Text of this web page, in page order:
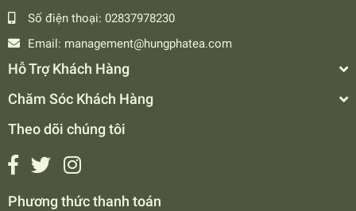
Số điện thoại: 02837978230
Email: management@hungphatea.com
Hỗ Trợ Khách Hàng
Chăm Sóc Khách Hàng
Theo dõi chúng tôi
Phương thức thanh toán